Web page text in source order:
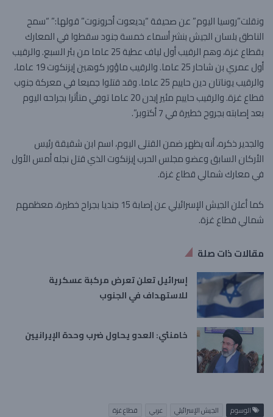
ونقلت”روسيا اليوم” عن صحيفة “يديعوت أحرونوت” قولها:” “سمح
الناطق بلسان الجيش بنشر أسماء خمسة جنود سقطوا في المعارك
بقطاع غزة، وهم الرقيب أول لياف عطية 25 عاما من بئر السبع. والرقيب
أول عمري بن شاحار 25 عاما. والرقيب ماؤور كوهين إيزنكوت 19 عاما،
والرقيب يوناتان دين حاييم 25 عاما. وقد قتلوا جميعا في معركة جنوب
قطاع غزة. والرقيب حاييم مئير إيدن 20 عاما توفي متأثرا بجراحه اليوم
بعد إصابته بجروح خطيرة في 7 أكتوبر”.
والجدير ذكره، أنه يظهر ضمن القتلى اليوم، اسم ابن شقيقة رئيس
الأركان السابق وعضو مجلس الحرب إيزنكوت الذي قتل نجله أمس الأول
في معارك شمالي قطاع غزة.
كما أعلن الجيش الإسرائيلي عن إصابة 15 جنديا بجراح خطيرة، معظمهم
شمالي قطاع غزة.
مقالات ذات صلة
إسرائيل تعلن تعرض مركبة عسكرية
للاستهداف في الجنوب
خامنئي: العدو يحاول ضرب وحدة الإيرانيين
الوسوم الجيش الإسرائيلي عربي قطاع غزة